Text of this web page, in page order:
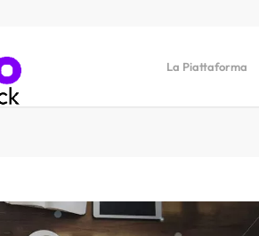
La Piattaforma